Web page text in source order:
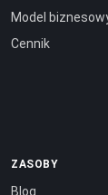
Model
Cennik
ZASOBY
Blog